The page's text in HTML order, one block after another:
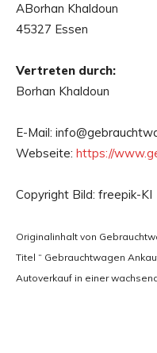
ABorhan Khaldoun
45327 Essen
Vertreten durch:
Borhan Khaldoun
E-Mail:
Webseite: https://
Copyright Bild: freepik-KI
Originalinhalt von
Titel “ Gebrauchtwagen
Autoverkauf in einer